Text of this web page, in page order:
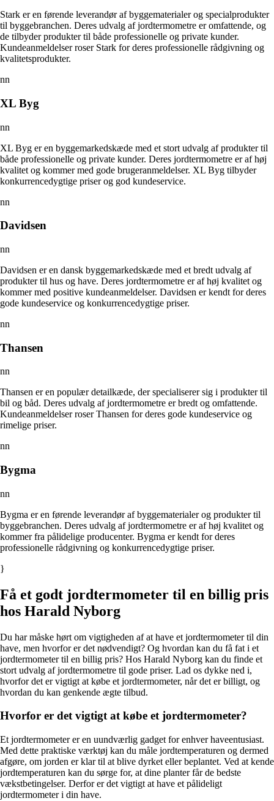
Stark er en førende leverandør af byggematerialer og specialprodukter
til byggebranchen. Deres udvalg af jordtermometre er omfattende, og
de tilbyder produkter til både professionelle og private kunder.
Kundeanmeldelser roser Stark for deres professionelle rådgivning og
kvalitetsprodukter.
nn
XL Byg
nn
XL Byg er en byggemarkedskæde med et stort udvalg af produkter til
både professionelle og private kunder. Deres jordtermometre er af høj
kvalitet og kommer med gode brugeranmeldelser. XL Byg tilbyder
konkurrencedygtige priser og god kundeservice.
nn
Davidsen
nn
Davidsen er en dansk byggemarkedskæde med et bredt udvalg af
produkter til hus og have. Deres jordtermometre er af høj kvalitet og
kommer med positive kundeanmeldelser. Davidsen er kendt for deres
gode kundeservice og konkurrencedygtige priser.
nn
Thansen
nn
Thansen er en populær detailkæde, der specialiserer sig i produkter til
bil og båd. Deres udvalg af jordtermometre er bredt og omfattende.
Kundeanmeldelser roser Thansen for deres gode kundeservice og
rimelige priser.
nn
Bygma
nn
Bygma er en førende leverandør af byggematerialer og produkter til
byggebranchen. Deres udvalg af jordtermometre er af høj kvalitet og
kommer fra pålidelige producenter. Bygma er kendt for deres
professionelle rådgivning og konkurrencedygtige priser.
}
Få et godt jordtermometer til en billig pris
hos Harald Nyborg
Du har måske hørt om vigtigheden af at have et jordtermometer til din
have, men hvorfor er det nødvendigt? Og hvordan kan du få fat i et
jordtermometer til en billig pris? Hos Harald Nyborg kan du finde et
stort udvalg af jordtermometre til gode priser. Lad os dykke ned i,
hvorfor det er vigtigt at købe et jordtermometer, når det er billigt, og
hvordan du kan genkende ægte tilbud.
Hvorfor er det vigtigt at købe et jordtermometer?
Et jordtermometer er en uundværlig gadget for enhver haveentusiast.
Med dette praktiske værktøj kan du måle jordtemperaturen og dermed
afgøre, om jorden er klar til at blive dyrket eller beplantet. Ved at kende
jordtemperaturen kan du sørge for, at dine planter får de bedste
vækstbetingelser. Derfor er det vigtigt at have et pålideligt
jordtermometer i din have.